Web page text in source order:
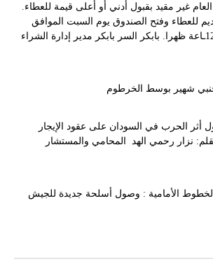
المدير العام غير مقيد بقبول أدني أو أعلى قيمة للعطاء.
للعطاء وفتح الصندوق يوم السبت الموافق
2025/7/12م السـ12ـاعة ظهرا. بابكر السر بابكر مدير إدارة الشراء
شهير بوسط الخرطوم
أثر الحرب في السودان على عقود الإيجار
بقلم: نزار رحمي الهد المحامي والمستشار
الأمامية : وصول أسلحة جديدة للجيش